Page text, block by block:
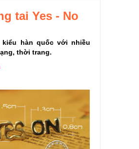
tai Yes - No
kiểu hàn quốc với nhiều
thời trang.